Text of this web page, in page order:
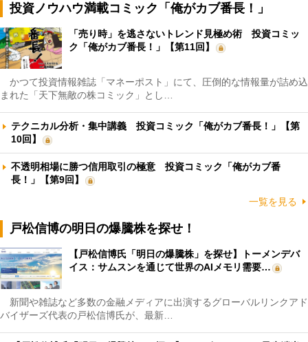
投資ノウハウ満載コミック「俺がカブ番長！」
「売り時」を逃さないトレンド見極め術 投資コミッ
ク「俺がカブ番長！」【第11回】
かつて投資情報雑誌「マネーポスト」にて、圧倒的な情報量が詰め込
まれた「天下無敵の株コミック」とし…
テクニカル分析・集中講義 投資コミック「俺がカブ番長！」【第
10回】
不透明相場に勝つ信用取引の極意 投資コミック「俺がカブ番
長！」【第9回】
一覧を見る
戸松信博の明日の爆騰株を探せ！
【戸松信博氏「明日の爆騰株」を探せ】トーメンデバ
イス：サムスンを通じて世界のAIメモリ需要…
新聞や雑誌など多数の金融メディアに出演するグローバルリンクアド
バイザーズ代表の戸松信博氏が、最新…